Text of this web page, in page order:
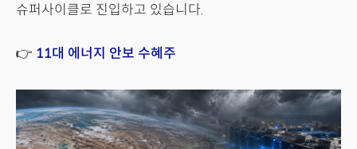
슈퍼사이클로 진입하고 있습니다.
👉 11대 에너지 안보 수혜주